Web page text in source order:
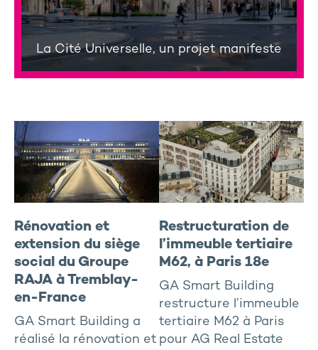
La Cité Universelle, un projet manifeste
Rénovation et
extension du siège
social du Groupe
RAJA à Tremblay-
en-France
GA Smart Building a
réalisé la rénovation et
Restructuration de
l’immeuble tertiaire
M62, à Paris 18e
GA Smart Building
restructure l’immeuble
tertiaire M62 à Paris
pour AG Real Estate